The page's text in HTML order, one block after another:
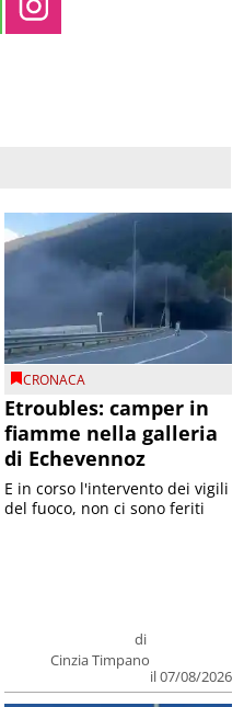
CRONACA
Etroubles: camper in
fiamme nella galleria
di Echevennoz
di
Cinzia Timpano
il 07/08/2026
E in corso l'intervento dei vigili
del fuoco, non ci sono feriti